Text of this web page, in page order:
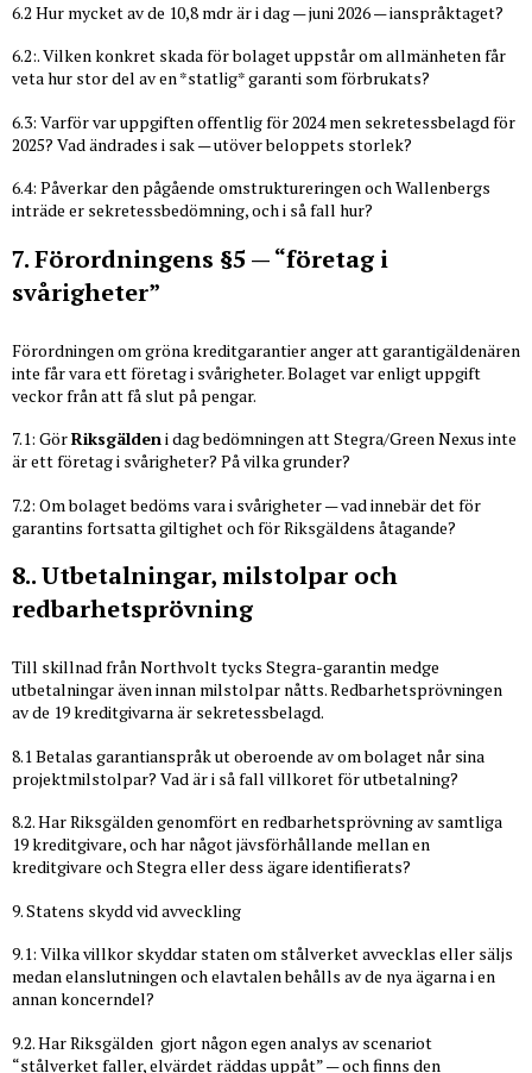
6.2 Hur mycket av de 10,8 mdr är i dag — juni 2026 — ianspråktaget?
6.2:. Vilken konkret skada för bolaget uppstår om allmänheten får
veta hur stor del av en *statlig* garanti som förbrukats?
6.3: Varför var uppgiften offentlig för 2024 men sekretessbelagd för
2025? Vad ändrades i sak — utöver beloppets storlek?
6.4: Påverkar den pågående omstruktureringen och Wallenbergs
inträde er sekretessbedömning, och i så fall hur?
7. Förordningens §5 — “företag i
svårigheter”
Förordningen om gröna kreditgarantier anger att garantigäldenären
inte får vara ett företag i svårigheter. Bolaget var enligt uppgift
veckor från att få slut på pengar.
7.1: GörRiksgäldeni dag bedömningen att Stegra/Green Nexus inte
är ett företag i svårigheter? På vilka grunder?
7.2: Om bolaget bedöms vara i svårigheter — vad innebär det för
garantins fortsatta giltighet och för Riksgäldens åtagande?
8.. Utbetalningar, milstolpar och
redbarhetsprövning
Till skillnad från Northvolt tycks Stegra-garantin medge
utbetalningar även innan milstolpar nåtts. Redbarhetsprövningen
av de 19 kreditgivarna är sekretessbelagd.
8.1 Betalas garantianspråk ut oberoende av om bolaget når sina
projektmilstolpar? Vad är i så fall villkoret för utbetalning?
8.2. Har Riksgälden genomfört en redbarhetsprövning av samtliga
19 kreditgivare, och har något jävsförhållande mellan en
kreditgivare och Stegra eller dess ägare identifierats?
9. Statens skydd vid avveckling
9.1: Vilka villkor skyddar staten om stålverket avvecklas eller säljs
medan elanslutningen och elavtalen behålls av de nya ägarna i en
annan koncerndel?
9.2. Har Riksgälden gjort någon egen analys av scenariot
“stålverket faller, elvärdet räddas uppåt” — och finns den